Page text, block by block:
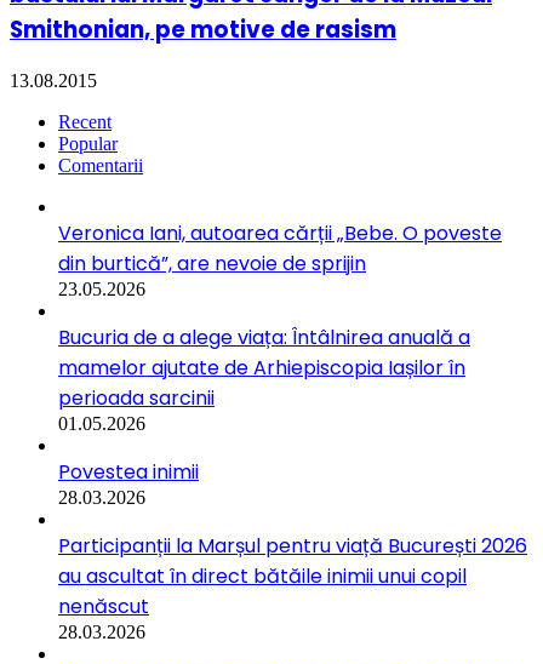
Smithonian, pe motive de rasism
13.08.2015
Recent
Popular
Comentarii
Veronica Iani, autoarea cărții „Bebe. O poveste
din burtică”, are nevoie de sprijin
23.05.2026
Bucuria de a alege viața: Întâlnirea anuală a
mamelor ajutate de Arhiepiscopia Iașilor în
perioada sarcinii
01.05.2026
Povestea inimii
28.03.2026
Participanții la Marșul pentru viață București 2026
au ascultat în direct bătăile inimii unui copil
nenăscut
28.03.2026